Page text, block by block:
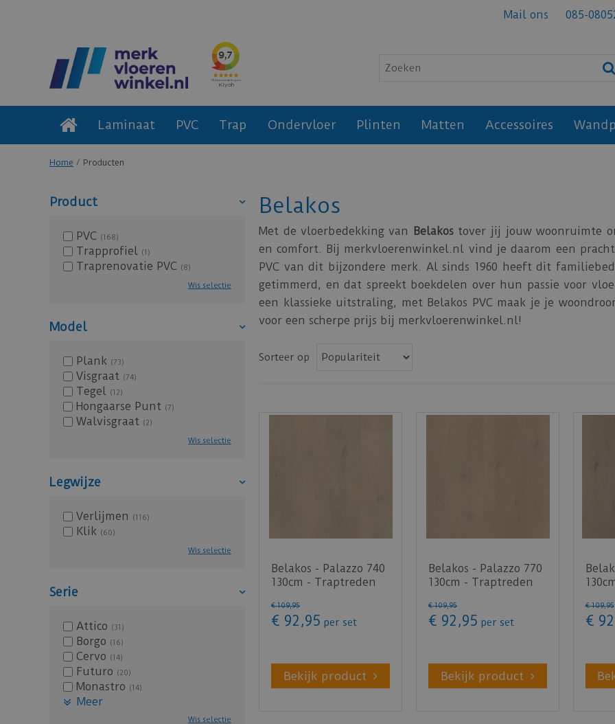
Home Producten
Mail ons 085-
Laminaat PVC Trap Ondervloer Plinten Matten Accessoires
Belakos
Met de vloerbedekking van Belakostover jij jouw woonruimte
en comfort. Bij merkvloerenwinkel.nl vind je daarom een
PVC van dit bijzondere merk. Al sinds 1960 heeft dit
getimmerd, en dat spreekt boekdelen over hun passie voor
een klassieke uitstraling, met Belakos PVC maak je je
voor een scherpe prijs bij merkvloerenwinkel.nl!
Sorteer op
Belakos - Palazzo 740
130cm - Traptreden
€ 109,95
€ 92 ,95 per set
Bekijk product
Belakos - Palazzo 770
130cm - Traptreden
€ 109,95
€ 92 ,95 per set
Bekijk product
€ 109,95
€ 92
Product
PVC (168)
Trapprofiel (1)
Traprenovatie PVC (8)
Wis selectie
Model
Plank (73)
Visgraat (74)
Tegel (12)
Hongaarse Punt (7)
Walvisgraat (2)
Wis selectie
Legwijze
Verlijmen (116)
Klik (60)
Wis selectie
Serie
Attico (31)
Borgo (16)
Cervo (14)
Futuro (20)
Monastro (14)
Meer
Wis selectie